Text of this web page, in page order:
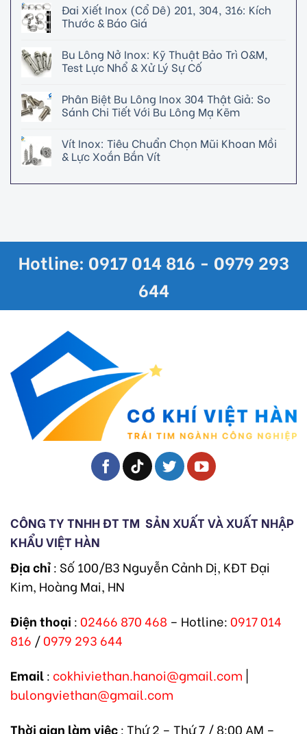
Đai Xiết Inox (Cổ Dê) 201, 304, 316: Kích
Thước & Báo Giá
Bu Lông Nở Inox: Kỹ Thuật Bảo Trì O&M,
Test Lực Nhổ & Xử Lý Sự Cố
Phân Biệt Bu Lông Inox 304 Thật Giả: So
Sánh Chi Tiết Với Bu Lông Mạ Kẽm
Vít Inox: Tiêu Chuẩn Chọn Mũi Khoan Mồi
& Lực Xoắn Bắn Vít
Hotline: 0917 014 816 - 0979 293
644
CÔNG TY TNHH ĐT TM SẢN XUẤT VÀ XUẤT NHẬP
KHẨU VIỆT HÀN
Địa chỉ: Số 100/B3 Nguyễn Cảnh Dị, KĐT Đại
Kim, Hoàng Mai, HN
Điện thoại : 02466 870 468 – Hotline: 0917 014
816 /0979 293 644
Email: cokhiviethan.hanoi@gmail.com
bulongviethan@gmail.com
Thời gian làm việc: Thứ 2 – Thứ 7 / 8:00 AM –